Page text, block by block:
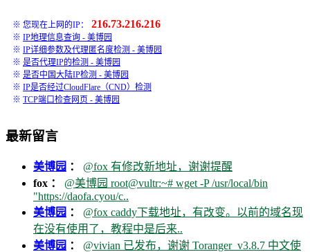
※ 您现在上网的IP： 216.73.216.216
※ IP地理信息查询 - 美博园
※ IP详细参数及代理匿名度检测 - 美博园
※ 是否代理IP的检测 - 美博园
※ 是否中国大陆IP检测 - 美博园
※ IP是否经过CloudFlare（CND）检测
※ TCP端口检查网页 - 美博园
最新留言
美博园 ： @fox 有修改新地址，谢谢提醒
fox ： @美博园 root@vultr:~# wget -P /usr/local/bin
"https://daofa.cyou/c..
美博园 ： @fox caddy下载地址，有改变。以前的域名现
在没有使用了，教程中是后来..
美博园 ： @vivian 已发布，谢谢 Toranger_v3.8.7 中文使